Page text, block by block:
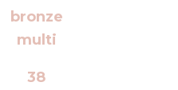
38